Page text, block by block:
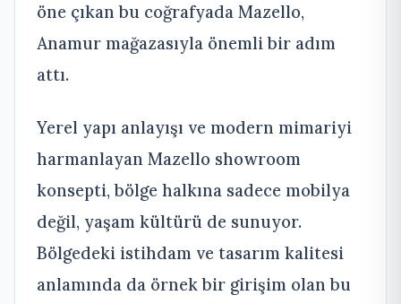
öne çıkan bu coğrafyada Mazello,
Anamur mağazasıyla önemli bir adım
attı.
Yerel yapı anlayışı ve modern mimariyi
harmanlayan Mazello showroom
konsepti, bölge halkına sadece mobilya
değil, yaşam kültürü de sunuyor.
Bölgedeki istihdam ve tasarım kalitesi
anlamında da örnek bir girişim olan bu